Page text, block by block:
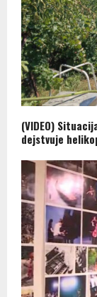
(VIDEO)
dejstvuje